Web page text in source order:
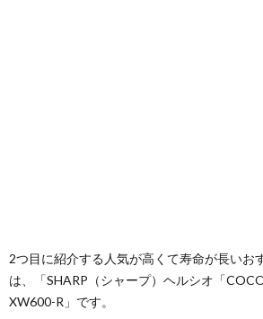
2つ目に紹介する人気が高くて寿命が長いお
は、「SHARP（シャープ）ヘルシオ「
XW600-R」です。